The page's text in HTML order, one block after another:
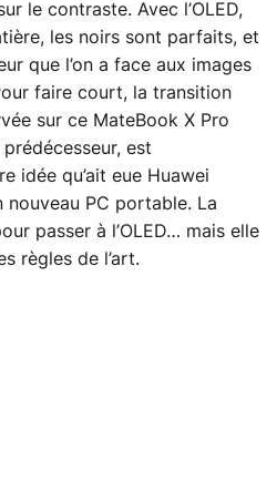
le contraste. Avec l’OLED,
les noirs sont parfaits, et
que l’on a face aux images
faire court, la transition
sur ce MateBook X Pro
est
idée qu’ait eue Huawei
nouveau PC portable. La
passer à l’OLED… mais elle
règles de l’art.